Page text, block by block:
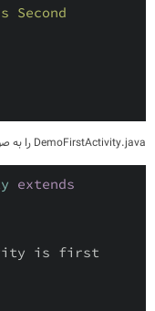
Second
DemoFirstActivity.java را به صورت زیر قرار دهید :
extends
is first